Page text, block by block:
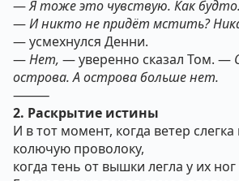
—Я тоже это чувствую. Как
—И никто не придёт мстить?
— усмехнулся Денни.
—Нет, — уверенно сказал Том. —
острова. А острова больше нет.
⸻
2. Раскрытие истины
И в тот момент, когда ветер
колючую проволоку,
когда тень от вышки легла у их